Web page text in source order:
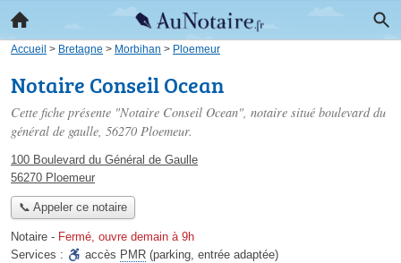
Accueil > Bretagne > Morbihan > Ploemeur
Notaire Conseil Ocean
Cette fiche présente "Notaire Conseil Ocean", notaire situé boulevard du
général de gaulle, 56270 Ploemeur.
100 Boulevard du Général de Gaulle
56270 Ploemeur
📞 Appeler ce notaire
Notaire - Fermé, ouvre demain à 9h
Services :
accès PMR (parking, entrée adaptée)